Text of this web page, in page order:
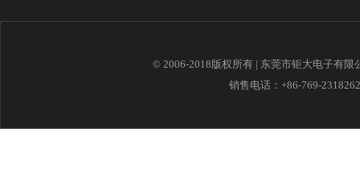
© 2006-2018版权所有 | 东莞市钜大电子有
销售电话：+86-769-